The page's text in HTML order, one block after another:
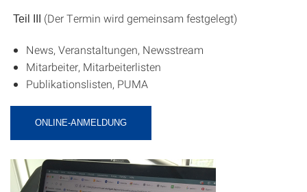
Teil III (Der Termin wird gemeinsam festgelegt)
News, Veranstaltungen, Newsstream
Mitarbeiter, Mitarbeiterlisten
Publikationslisten, PUMA
ONLINE-ANMELDUNG